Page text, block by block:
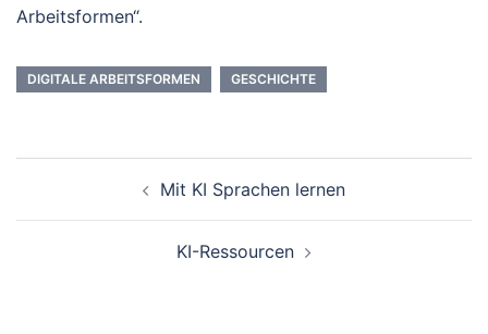
Arbeitsformen“.
DIGITALE ARBEITSFORMEN GESCHICHTE
Navigation Mit KI Sprachen lernen
KI-Ressourcen